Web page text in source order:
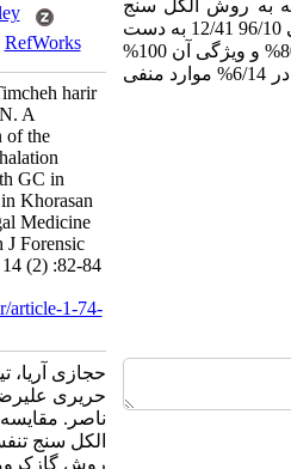
به روش الکل سنج
تنفسی برابر 17/10 91/40 بود. میانگین غلظت الکل در همان افراد به روش گاز کروماتوگرافی 96/10 12/41 به دست
آمد. نتیجه گیری: حساسیت روش الکل سنج تنفسی در مقایسه با روش گاز کروماتوگرافی 80% و ویژگی آن 100%
است. بنابراین در الکل سنج تنفسی هیچ مورد مثبت کاذب دیده نمی شود. لیکن در این روش در 6/14% موارد منفی
RefWorks
harir
A
of the
GC in
Khorasan
Medicine
J Forensic
(2) :82-84
article-1-74-
حجازی آریا،
حریری
ناصر. مقایسه
الکل سنج
روش